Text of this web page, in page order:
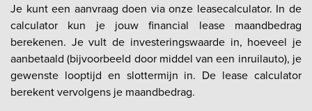
Je kunt een aanvraag doen via onze leasecalculator. In de
calculator kun je jouw financial lease maandbedrag
berekenen. Je vult de investeringswaarde in, hoeveel je
aanbetaald (bijvoorbeeld door middel van een inruilauto), je
gewenste looptijd en slottermijn in. De lease calculator
berekent vervolgens je maandbedrag.